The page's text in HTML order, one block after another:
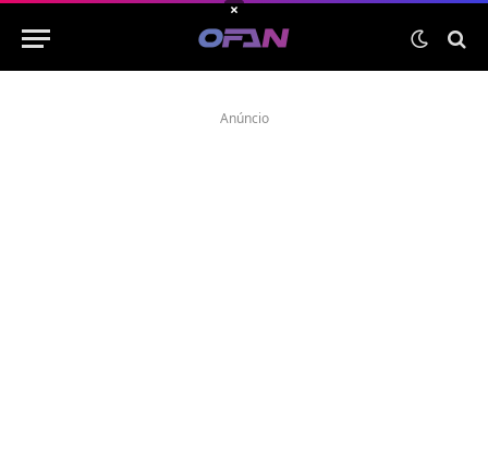
Anúncio
×